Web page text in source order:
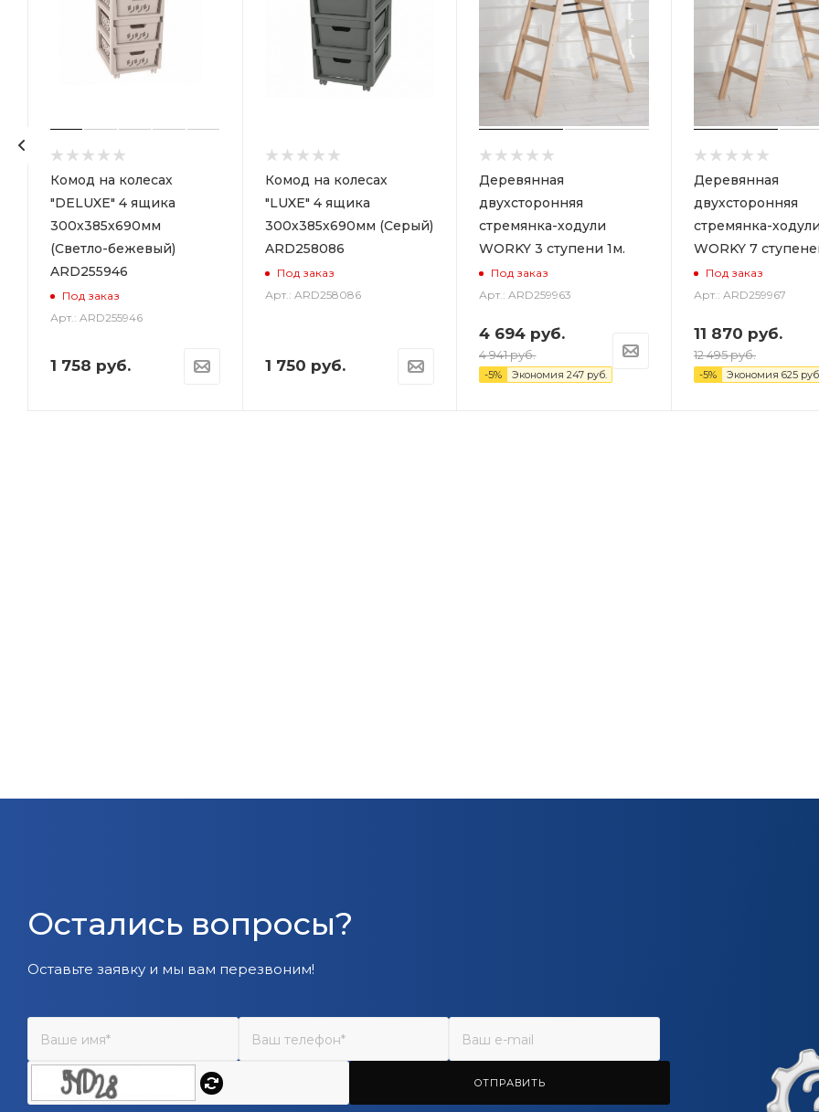
Комод на колесах
"DELUXE" 4 ящика
300х385х690мм
(Светло-бежевый)
ARD255946
Под заказ
Арт.: ARD255946
1 758 руб.
Комод на колесах
"LUXE" 4 ящика
300х385х690мм (Серый)
ARD258086
Под заказ
Арт.: ARD258086
1 750 руб.
Деревянная
двухсторонняя
стремянка-ходули
WORKY 3 ступени 1м.
Под заказ
Арт.: ARD259963
4 694 руб.
4 941руб.
-5% Экономия 247 руб.
Деревянная
двухсторонняя
стремянка-ходули
WORKY 7
Под заказ
Арт.: ARD259967
11 870 руб.
12 495руб.
-5% Экономия 625
Остались вопросы?
Оставьте заявку и мы вам перезвоним!
ОТПРАВИТЬ